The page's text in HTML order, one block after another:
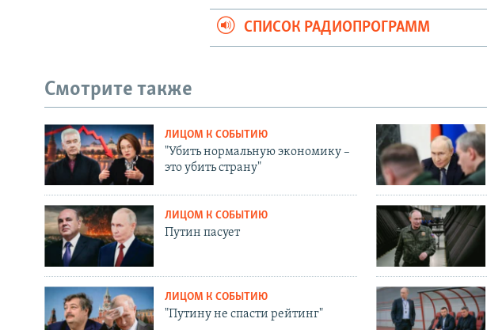
СПИСОК РАДИОПРОГРАММ
Смотрите также
ЛИЦОМ К СОБЫТИЮ
"Убить нормальную экономику –
это убить страну"
ЛИЦОМ К СОБЫТИЮ
Путин пасует
ЛИЦОМ К СОБЫТИЮ
"Путину не спасти рейтинг"